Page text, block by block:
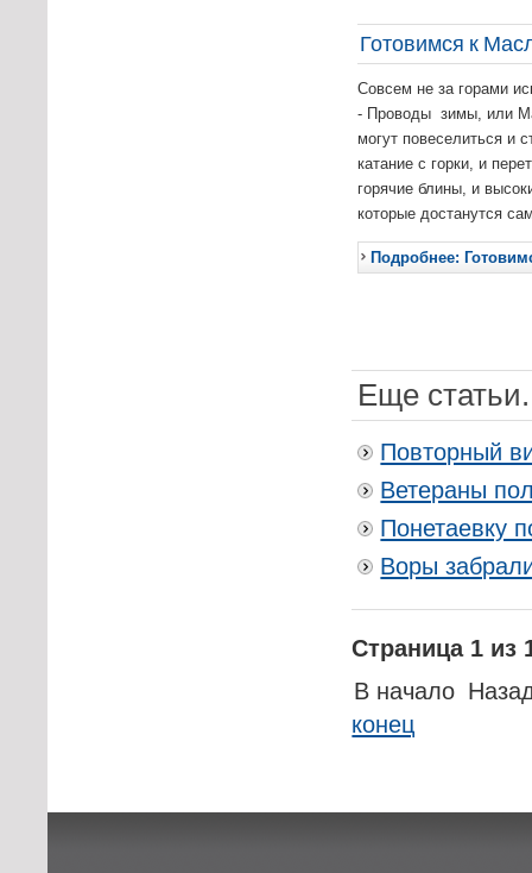
Готовимся к
Совсем не за горами
- Проводы зимы, или
могут повеселиться и
катание с горки, и
горячие блины, и
которые достанутся
Подробнее:
Еще
Повторный
Ветераны
Понетаевку
Воры
Страница 1 из
В начало
конец